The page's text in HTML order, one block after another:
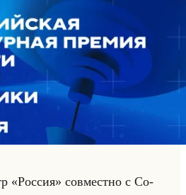
«Россия» сов­мест­но с Со­